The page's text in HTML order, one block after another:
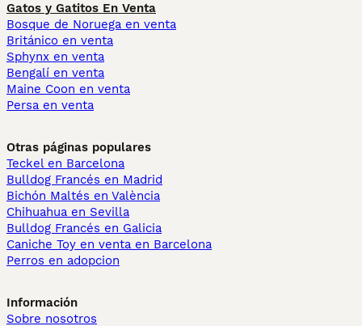
Gatos y Gatitos En Venta
Bosque de Noruega en venta
Británico en venta
Sphynx en venta
Bengalí en venta
Maine Coon en venta
Persa en venta
Otras páginas populares
Teckel en Barcelona
Bulldog Francés en Madrid
Bichón Maltés en València
Chihuahua en Sevilla
Bulldog Francés en Galicia
Caniche Toy en venta en Barcelona
Perros en adopcion
Información
Sobre nosotros